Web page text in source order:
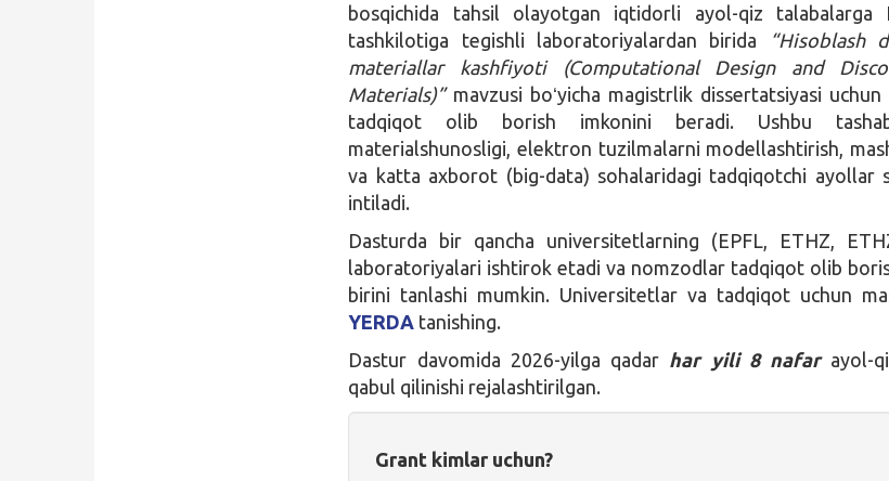
bosqichida tahsil olayotgan iqtidorli ayol-qiz talabalarga
tashkilotiga tegishli laboratoriyalardan birida
“Hisoblash
materiallar kashfiyoti (Computational Design and
Materials)”mavzusi boʻyicha magistrlik dissertatsiyasi uchun
tadqiqot olib borish imkonini beradi. Ushbu
materialshunosligi, elektron tuzilmalarni modellashtirish,
va katta axborot (big-data) sohalaridagi tadqiqotchi ayollar
intiladi.
Dasturda bir qancha universitetlarning (EPFL, ETHZ,
laboratoriyalari ishtirok etadi va nomzodlar tadqiqot olib
birini tanlashi mumkin. Universitetlar va tadqiqot uchun
YERDA tanishing.
Dastur davomida 2026-yilga qadar har yili 8 nafarayol-
qabul qilinishi rejalashtirilgan.
Grant kimlar uchun?